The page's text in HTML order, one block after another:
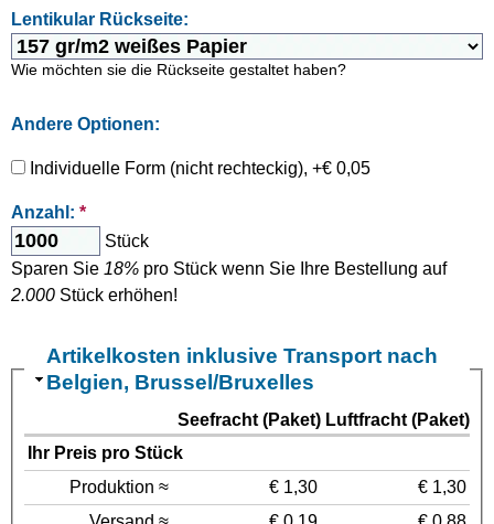
Lentikular Rückseite:
Wie möchten sie die Rückseite gestaltet haben?
Andere Optionen:
Individuelle Form (nicht rechteckig), +€ 0,05
Anzahl: *
Stück
Sparen Sie 18% pro Stück wenn Sie Ihre Bestellung auf
2.000 Stück erhöhen!
Artikelkosten inklusive Transport nach
Belgien, Brussel/Bruxelles
Seefracht (Paket) Luftfracht (Paket)
Ihr Preis pro Stück
Produktion ≈
€ 1,30
€ 1,30